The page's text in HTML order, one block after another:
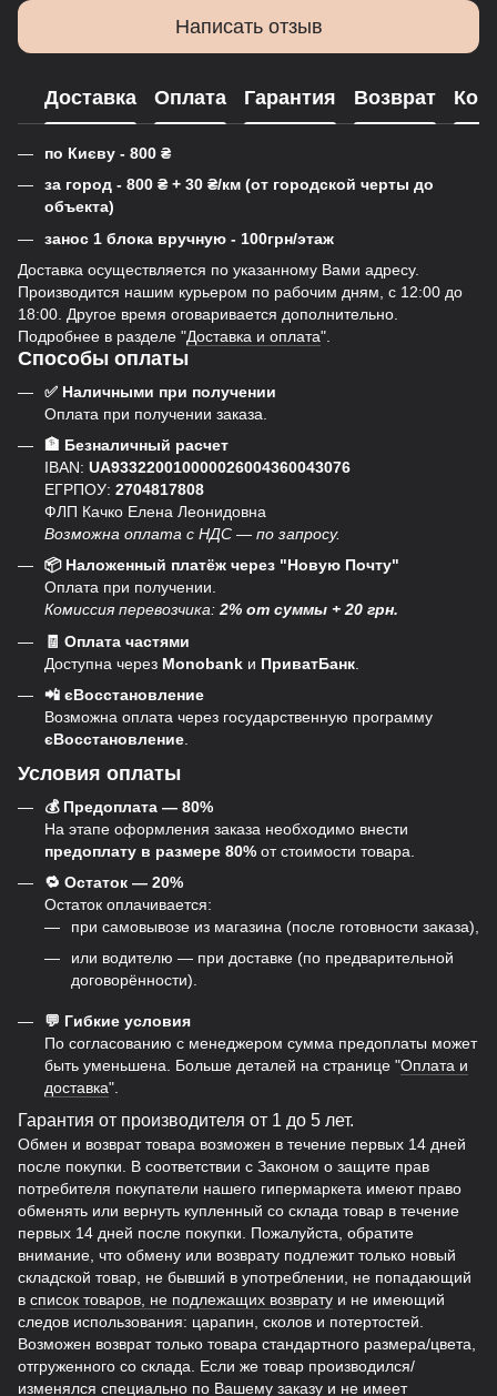
Написать отзыв
Доставка Оплата Гарантия Возврат
по Києву - 800 ₴
за город - 800 ₴ + 30 ₴/км (от городской черты до
объекта)
занос 1 блока вручную - 100грн/этаж
Доставка осуществляется по указанному Вами адресу.
Производится нашим курьером по рабочим дням, с 12:00 до
18:00. Другое время оговаривается дополнительно.
Подробнее в разделе "Доставка и оплата".
Способы оплаты
✅ Наличными при получении
Оплата при получении заказа.
🏦 Безналичный расчет
IBAN: UA933220010000026004360043076
ЕГРПОУ: 2704817808
ФЛП Качко Елена Леонидовна
Возможна оплата с НДС — по запросу.
📦 Наложенный платёж через "Новую Почту"
Оплата при получении.
Комиссия перевозчика:2% от суммы + 20 грн.
🧾 Оплата частями
Доступна через Monobank и ПриватБанк
📲 єВосстановление
Возможна оплата через государственную программу
єВосстановление
Условия оплаты
💰 Предоплата — 80%
На этапе оформления заказа необходимо внести
предоплату в размере 80% от стоимости товара.
🔁 Остаток — 20%
Остаток оплачивается:
при самовывозе из магазина (после готовности заказа),
или водителю — при доставке (по предварительной
договорённости).
💬 Гибкие условия
По согласованию с менеджером сумма предоплаты может
быть уменьшена. Больше деталей на странице "Оплата и
доставка".
Гарантия от производителя от 1 до 5 лет.
Обмен и возврат товара возможен в течение первых 14 дней
после покупки. В соответствии с Законом о защите прав
потребителя покупатели нашего гипермаркета имеют право
обменять или вернуть купленный со склада товар в течение
первых 14 дней после покупки. Пожалуйста, обратите
внимание, что обмену или возврату подлежит только новый
складской товар, не бывший в употреблении, не попадающий
в список товаров, не подлежащих возврату и не имеющий
следов использования: царапин, сколов и потертостей.
Возможен возврат только товара стандартного размера/цвета,
отгруженного со склада. Если же товар производился/
изменялся специально по Вашему заказу и не имеет